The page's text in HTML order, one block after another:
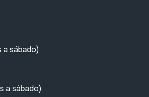
a sábado)
a sábado)